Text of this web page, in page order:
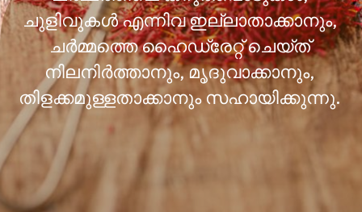
ചുളിവുകള്‍ എന്നിവ ഇല്ലാതാക്കാനും,
ചര്‍മ്മത്തെ ഹൈഡ്രേറ്റ് ചെയ്ത്
നിലനിര്‍ത്താനും, മൃദുവാക്കാനും,
തിളക്കമുള്ളതാക്കാനും സഹായിക്കുന്നു.